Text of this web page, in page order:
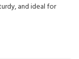
and ideal for